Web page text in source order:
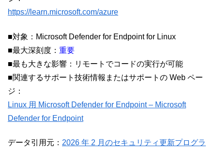
https://learn.microsoft.com/azure
■対象：Microsoft Defender for Endpoint for Linux
■最大深刻度： 重要
■最も大きな影響：リモートでコードの実行が可能
■関連するサポート技術情報またはサポートの Web ペー
ジ：
Linux 用 Microsoft Defender for Endpoint – Microsoft
Defender for Endpoint
データ引用元： 2026 年 2 月のセキュリティ更新プログラ